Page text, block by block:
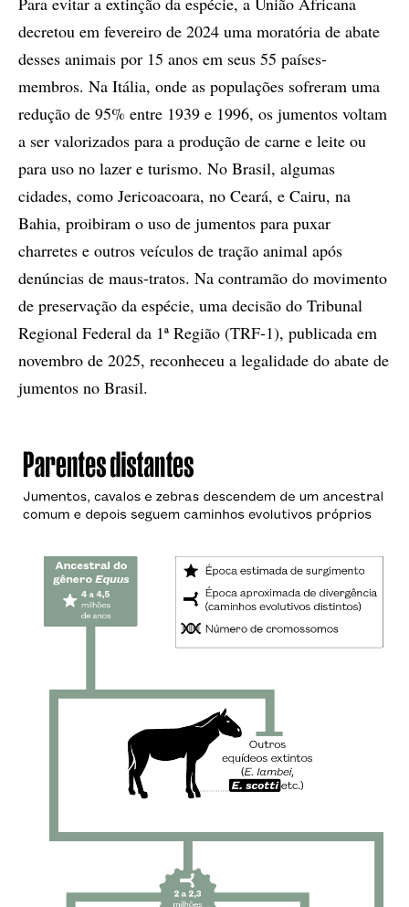
decretou em fevereiro de 2024 uma moratória de abate
desses animais por 15 anos em seus 55 países-
membros. Na Itália, onde as populações sofreram uma
redução de 95% entre 1939 e 1996, os jumentos voltam
a ser valorizados para a produção de carne e leite ou
para uso no lazer e turismo. No Brasil, algumas
cidades, como Jericoacoara, no Ceará, e Cairu, na
Bahia, proibiram o uso de jumentos para puxar
charretes e outros veículos de tração animal após
denúncias de maus-tratos. Na contramão do movimento
de preservação da espécie, uma decisão do Tribunal
Regional Federal da 1ª Região (TRF-1), publicada em
novembro de 2025, reconheceu a legalidade do abate de
jumentos no Brasil.